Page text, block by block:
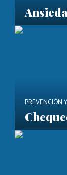
PREVENCIÓN